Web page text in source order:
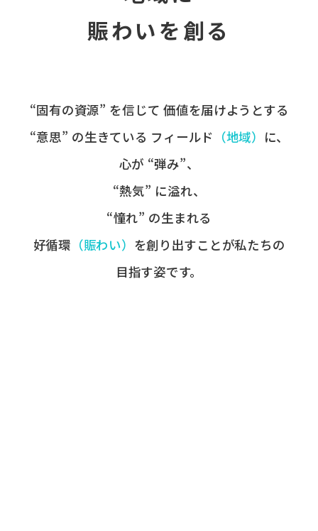
賑わいを創る
“固有の​資源” を​信じて 価値を​届けようとする​
“意思” の​生きている フィールド ​（地域） に、
心が​ “弾み”、
“熱気” に​溢れ、
“憧れ” の​生まれる
好循環 ​（賑わい） を​創り出すことが​私たちの​
目指す姿です。​